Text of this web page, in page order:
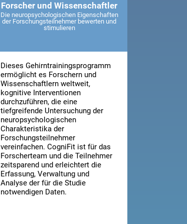
Forscher und Wissenschaftler
Die neuropsychologischen Eigenschaften
der Forschungsteilnehmer bewerten und
stimulieren
Dieses Gehirntrainingsprogramm
ermöglicht es Forschern und
Wissenschaftlern weltweit,
kognitive Interventionen
durchzuführen, die eine
tiefgreifende Untersuchung der
neuropsychologischen
Charakteristika der
Forschungsteilnehmer
vereinfachen. CogniFit ist für das
Forscherteam und die Teilnehmer
zeitsparend und erleichtert die
Erfassung, Verwaltung und
Analyse der für die Studie
notwendigen Daten.